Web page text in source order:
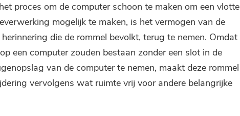
proces om de computer schoon te maken om een ​​vlotte
mogelijk te maken, is het vermogen van de
die de rommel bevolkt, terug te nemen. Omdat
een computer zouden bestaan ​​zonder een slot in de
van de computer te nemen, maakt deze rommel
vervolgens wat ruimte vrij voor andere belangrijke
Bedankt voor je abonnement!